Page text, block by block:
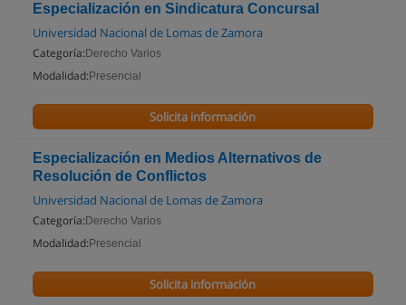
Especialización en Sindicatura Concursal
Universidad Nacional de Lomas de Zamora
Categoría: Derecho Varios
Modalidad: Presencial
Solicita información
Especialización en Medios Alternativos de
Resolución de Conflictos
Universidad Nacional de Lomas de Zamora
Categoría: Derecho Varios
Modalidad: Presencial
Solicita información